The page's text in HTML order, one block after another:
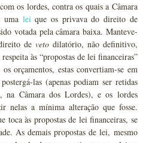
os lordes, contra os quais a Câmara
uma leique os privava do direito de
votada pela câmara baixa. Manteve-
de vetodilatório, não definitivo,
às “propostas de lei financeiras”
orçamentos, estas convertiam-se em
las (apenas podiam ser retidas
, na Câmara dos Lordes), e os lordes
nelas a mínima alteração que fosse.
toca às propostas de lei financeiras, se
As demais propostas de lei, mesmo